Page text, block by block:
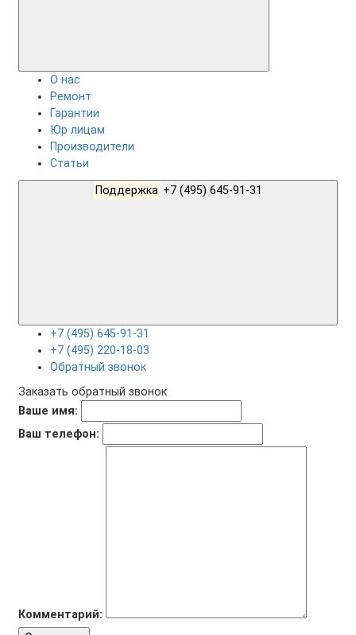
О нас
Ремонт
Гарантии
Юр лицам
Производители
Статьи
Поддержка
+7 (495) 645-91-31
+7 (495) 220-18-03
Обратный звонок
Заказать обратный звонок
Ваше имя:
Ваш телефон:
Комментарий: